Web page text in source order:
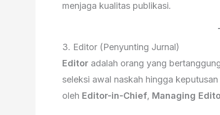
menjaga kualitas publikasi.
3. Editor (Penyunting Jurnal)
Editor adalah orang yang
seleksi awal naskah hingga
oleh Editor-in-Chief, Managing